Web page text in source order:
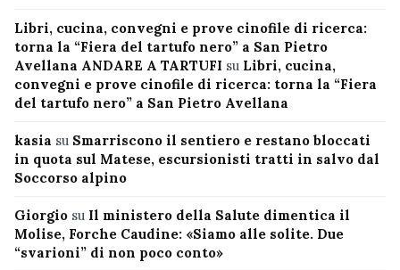
Libri, cucina, convegni e prove cinofile di ricerca:
torna la “Fiera del tartufo nero” a San Pietro
Avellana ANDARE A TARTUFI su Libri, cucina,
convegni e prove cinofile di ricerca: torna la “Fiera
del tartufo nero” a San Pietro Avellana
kasia su Smarriscono il sentiero e restano bloccati
in quota sul Matese, escursionisti tratti in salvo dal
Soccorso alpino
Giorgio su Il ministero della Salute dimentica il
Molise, Forche Caudine: «Siamo alle solite. Due
“svarioni” di non poco conto»